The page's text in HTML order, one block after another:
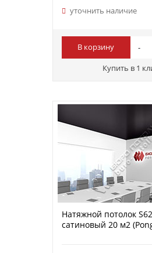
уточнить наличие
В корзину
Купить в 1
Натяжной потолок
сатиновый 20 м2